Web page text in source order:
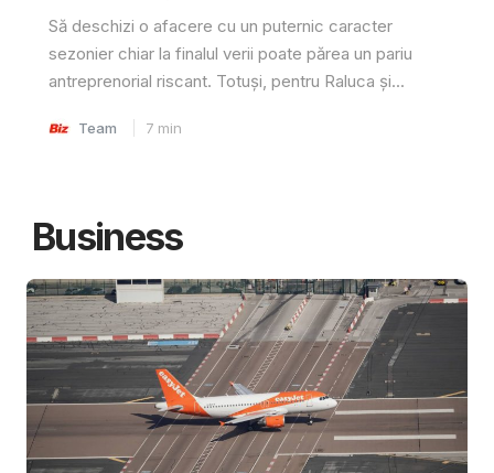
Să deschizi o afacere cu un puternic caracter
sezonier chiar la finalul verii poate părea un pariu
antreprenorial riscant. Totuși, pentru Raluca și...
Team 7 min
Business